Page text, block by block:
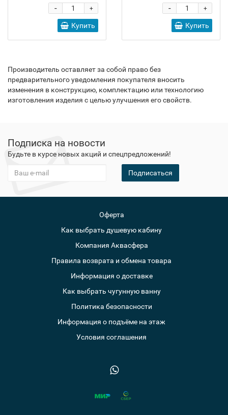
+
-
Купить
+
-
Купить
Производитель оставляет за собой право без
предварительного уведомления покупателя вносить
изменения в конструкцию, комплектацию или технологию
изготовления изделия с целью улучшения его свойств.
Подписка на новости
Будьте в курсе новых акций и спецпредложений!
Подписаться
Оферта
Как выбрать душевую кабину
Компания Аквасфера
Правила возврата и обмена товара
Информация о доставке
Как выбрать чугунную ванну
Политика безопасности
Информация о подъёме на этаж
Условия соглашения